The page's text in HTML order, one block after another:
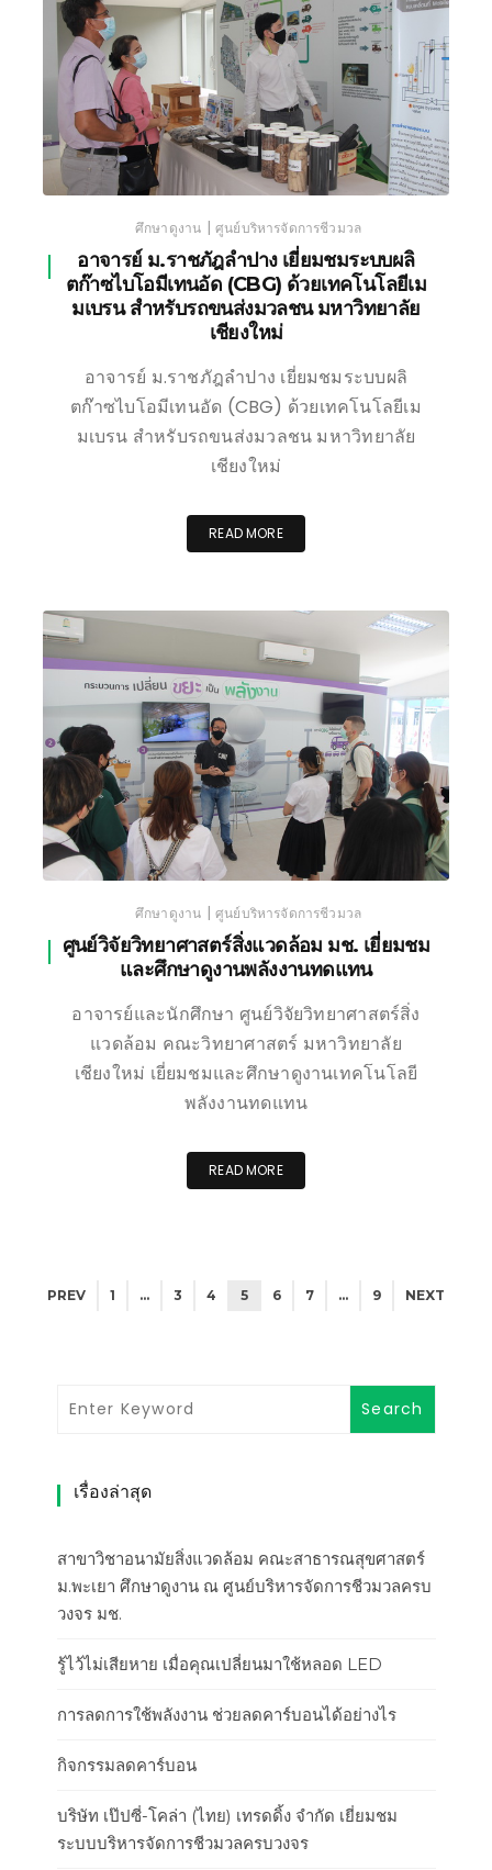
ศึกษาดูงาน | ศูนย์บริหารจัดการชีวมวล
อาจารย์ ม.ราชภัฎลำปาง เยี่ยมชมระบบผลิ
ตก๊าซไบโอมีเทนอัด (CBG) ด้วยเทคโนโลยีเม
มเบรน สำหรับรถขนส่งมวลชน มหาวิทยาลัย
เชียงใหม่
อาจารย์ ม.ราชภัฎลำปาง เยี่ยมชมระบบผลิ
ตก๊าซไบโอมีเทนอัด (CBG) ด้วยเทคโนโลยีเม
มเบรน สำหรับรถขนส่งมวลชน มหาวิทยาลัย
เชียงใหม่
READ MORE
ศึกษาดูงาน | ศูนย์บริหารจัดการชีวมวล
ศูนย์วิจัยวิทยาศาสตร์สิ่งแวดล้อม มช. เยี่ยมชม
และศึกษาดูงานพลังงานทดแทน
อาจารย์และนักศึกษา ศูนย์วิจัยวิทยาศาสตร์สิ่ง
แวดล้อม คณะวิทยาศาสตร์ มหาวิทยาลัย
เชียงใหม่ เยี่ยมชมและศึกษาดูงานเทคโนโลยี
พลังงานทดแทน
READ MORE
PREV 1 … 3 4 5 6 7 … 9 NEXT
เรื่องล่าสุด
สาขาวิชาอนามัยสิ่งแวดล้อม คณะสาธารณสุขศาสตร์
ม.พะเยา ศึกษาดูงาน ณ ศูนย์บริหารจัดการชีวมวลครบ
วงจร มช.
รู้ไว้ไม่เสียหาย เมื่อคุณเปลี่ยนมาใช้หลอด LED
การลดการใช้พลังงาน ช่วยลดคาร์บอนได้อย่างไร
กิจกรรมลดคาร์บอน
บริษัท เป๊ปซี่-โคล่า (ไทย) เทรดดิ้ง จำกัด เยี่ยมชม
ระบบบริหารจัดการชีวมวลครบวงจร